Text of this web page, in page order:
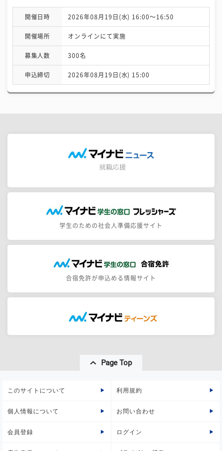
開催日時 2026年08月19日(水) 16:00〜16:50
開催場所 オンラインにて実施
募集人数 300名
申込締切 2026年08月19日(水) 15:00
学生のための社会人準備応援サイト
合宿免許が申込める情報サイト
Page Top
このサイトについて 利用規約
個人情報について お問い合わせ
会員登録 ログイン